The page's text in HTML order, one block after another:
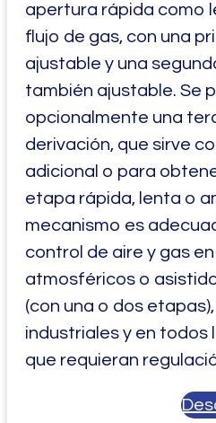
apertura rápida como
flujo de gas, con una
ajustable y una
también ajustable. Se
opcionalmente una
derivación, que sirve
adicional o para
etapa rápida, lenta o
mecanismo es
control de aire y gas
atmosféricos o
(con una o dos
industriales y en todos
que requieran